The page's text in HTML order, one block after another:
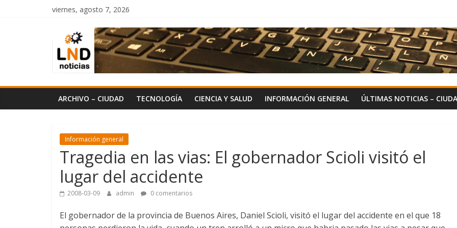
viernes, agosto 7, 2026
LND
Noticias
ARCHIVO – CIUDAD TECNOLOGÍA CIENCIA Y SALUD INFORMACIÓN GENERAL ÚLTIMAS NOTICIAS –
Información general
Tragedia en las vias: El gobernador Scioli visitó el
lugar del accidente
2008-03-09 admin 0 comentarios
El gobernador de la provincia de Buenos Aires, Daniel Scioli, visitó el lugar del accidente en el que 18